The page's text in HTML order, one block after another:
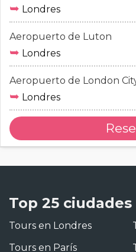
➥ Londres
Aeropuerto de Luton
➥ Londres
Aeropuerto de London
➥ Londres
Top 25 ciudades
Tours en Londres
Tours en París